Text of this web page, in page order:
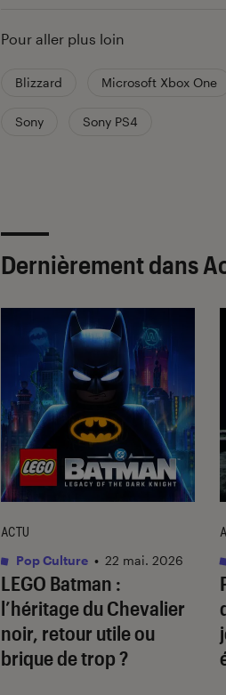
Pour aller plus loin
Blizzard Microsoft Xbox One
Sony Sony PS4
Dernièrement dans
LEGO Batman :
l’héritage du Chevalier
noir, retour utile ou
brique de trop ?
ACTU
Pop Culture • 22 mai. 2026